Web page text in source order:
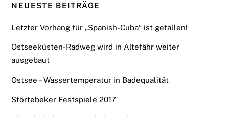
NEUESTE BEITRÄGE
Letzter Vorhang für „Spanish-Cuba“ ist gefallen!
Ostseeküsten-Radweg wird in Altefähr weiter
ausgebaut
Ostsee – Wassertemperatur in Badequalität
Störtebeker Festspiele 2017